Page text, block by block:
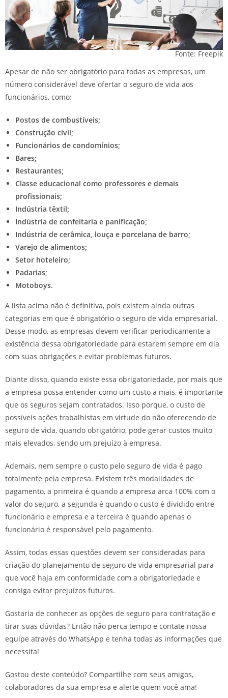
Fonte: Freepik
Apesar de não ser obrigatório para todas as empresas, um
número considerável deve ofertar o seguro de vida aos
funcionários, como:
Postos de combustíveis;
Construção civil;
Funcionários de condomínios;
Bares;
Restaurantes;
Classe educacional como professores e demais
profissionais;
Indústria têxtil;
Indústria de confeitaria e panificação;
Indústria de cerâmica, louça e porcelana de barro;
Varejo de alimentos;
Setor hoteleiro;
Padarias;
Motoboys.
A lista acima não é definitiva, pois existem ainda outras
categorias em que é obrigatório o seguro de vida empresarial.
Desse modo, as empresas devem verificar periodicamente a
existência dessa obrigatoriedade para estarem sempre em dia
com suas obrigações e evitar problemas futuros.
Diante disso, quando existe essa obrigatoriedade, por mais que
a empresa possa entender como um custo a mais, é importante
que os seguros sejam contratados. Isso porque, o custo de
possíveis ações trabalhistas em virtude do não oferecendo de
seguro de vida, quando obrigatório, pode gerar custos muito
mais elevados, sendo um prejuízo à empresa.
Ademais, nem sempre o custo pelo seguro de vida é pago
totalmente pela empresa. Existem três modalidades de
pagamento, a primeira é quando a empresa arca 100% com o
valor do seguro, a segunda é quando o custo é dividido entre
funcionário e empresa e a terceira é quando apenas o
funcionário é responsável pelo pagamento.
Assim, todas essas questões devem ser consideradas para
criação do planejamento de seguro de vida empresarial para
que você haja em conformidade com a obrigatoriedade e
consiga evitar prejuízos futuros.
Gostaria de conhecer as opções de seguro para contratação e
tirar suas dúvidas? Então não perca tempo e contate nossa
equipe através do WhatsApp e tenha todas as informações que
necessita!
Gostou deste conteúdo? Compartilhe com seus amigos,
colaboradores da sua empresa e alerte quem você ama!